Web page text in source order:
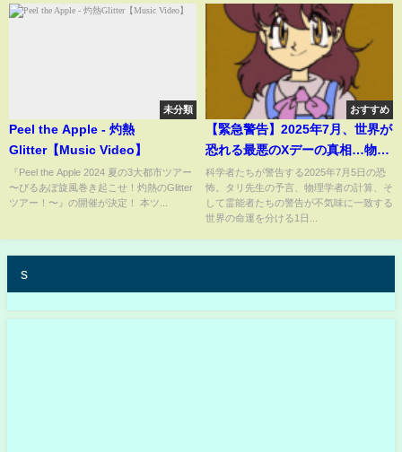
未分類
Peel the Apple - 灼熱
Glitter【Music Video】
『Peel the Apple 2024 夏の3大都市ツアー
〜ぴるあぽ旋風巻き起こせ！灼熱のGlitter
ツアー！〜』の開催が決定！ 本ツ...
おすすめ
【緊急警告】2025年7月、世界が
恐れる最悪のXデーの真相…物理
学者と霊能者が一致する衝撃の
予言【都市伝説】【予告編】
科学者たちが警告する2025年7月5日の恐
怖。タリ先生の予言、物理学者の計算、そ
して霊能者たちの警告が不気味に一致する
世界の命運を分ける1日...
s